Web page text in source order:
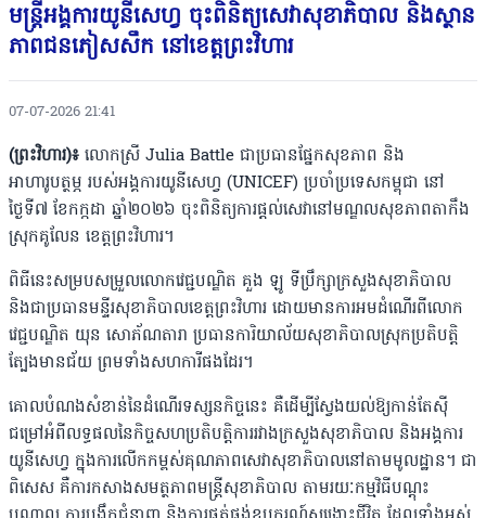
មន្ត្រីអង្គការយូនីសេហ្វ ចុះពិនិត្យសេវាសុខាភិបាល និងស្ថាន
ភាពជនភៀសសឹក នៅខេត្តព្រះវិហារ
07-07-2026 21:41
(ព្រះវិហារ)៖ លោកស្រី Julia Battle ជាប្រធានផ្នែកសុខភាព និង
អាហារូបត្ថម្ភ របស់អង្គការយូនីសេហ្វ (UNICEF) ប្រចាំប្រទេសកម្ពុជា នៅ
ថ្ងៃទី៧ ខែកក្កដា ឆ្នាំ២០២៦ ចុះពិនិត្យការផ្តល់សេវានៅមណ្ឌលសុខភាពតាកឹង
ស្រុកគូលែន ខេត្តព្រះវិហារ។
ពិធីនេះសម្របសម្រួលលោកវេជ្ជបណ្ឌិត គួង ឡូ ទីប្រឹក្សាក្រសួងសុខាភិបាល
និងជាប្រធានមន្ទីរសុខាភិបាលខេត្តព្រះវិហារ ដោយមានការអមដំណើរពីលោក
វេជ្ជបណ្ឌិត យុន សោភ័ណតារា ប្រធានការិយាល័យសុខាភិបាលស្រុកប្រតិបត្តិ
ត្បែងមានជ័យ ព្រមទាំងសហការីផងដែរ។
គោលបំណងសំខាន់នៃដំណើរទស្សនកិច្ចនេះ គឺដើម្បីស្វែងយល់ឱ្យកាន់តែស៊ី
ជម្រៅអំពីលទ្ធផលនៃកិច្ចសហប្រតិបត្តិការរវាងក្រសួងសុខាភិបាល និងអង្គការ
យូនីសេហ្វ ក្នុងការលើកកម្ពស់គុណភាពសេវាសុខាភិបាលនៅតាមមូលដ្ឋាន។ ជា
ពិសេស គឺការកសាងសមត្ថភាពមន្ត្រីសុខាភិបាល តាមរយៈកម្មវិធីបណ្តុះ